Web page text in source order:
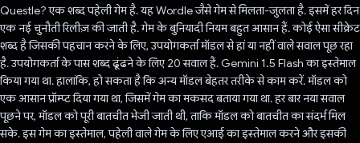
Questle? एक शब्द पहेली गेम है. यह Wordle जैसे गेम से मिलता-जुलता है. इसमें हर दिन
एक नई चुनौती रिलीज़ की जाती है. गेम के बुनियादी नियम बहुत आसान हैं. कोई ऐसा सीक्रेट
शब्द है जिसकी पहचान करने के लिए, उपयोगकर्ता मॉडल से हां या नहीं वाले सवाल पूछ रहा
है. उपयोगकर्ता के पास शब्द ढूंढने के लिए 20 सवाल हैं. Gemini 1.5 Flash का इस्तेमाल
किया गया था. हालांकि, हो सकता है कि अन्य मॉडल बेहतर तरीके से काम करें. मॉडल को
एक आसान प्रॉम्प्ट दिया गया था, जिसमें गेम का मकसद बताया गया था. हर बार नया सवाल
पूछने पर, मॉडल को पूरी बातचीत भेजी जाती थी, ताकि मॉडल को बातचीत का संदर्भ मिल
सके. इस गेम का इस्तेमाल, पहेली वाले गेम के लिए एआई का इस्तेमाल करने और इसकी